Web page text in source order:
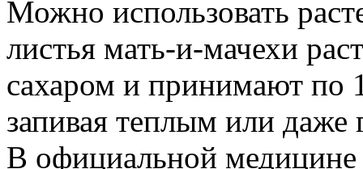
Можно использовать
листья мать-и-мачехи
сахаром и принимают по
запивая теплым или
В официальной медицине